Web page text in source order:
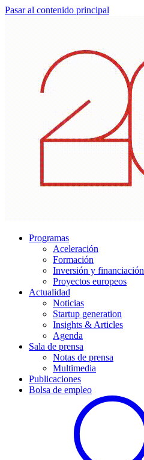
Pasar al contenido principal
Programas
Aceleración
Formación
Inversión y financiación
Proyectos europeos
Actualidad
Noticias
Startup generation
Insights & Articles
Agenda
Sala de prensa
Notas de prensa
Multimedia
Publicaciones
Bolsa de empleo